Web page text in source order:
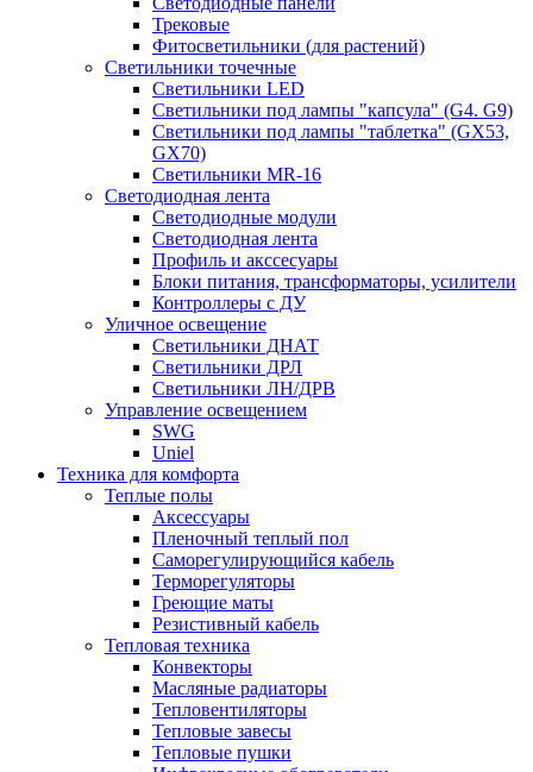
Трековые
Фитосветильники (для растений)
Светильники точечные
Светильники LED
Светильники под лампы "капсула" (G4. G9)
Светильники под лампы "таблетка" (GX53,
GX70)
Светильники MR-16
Светодиодная лента
Светодиодные модули
Светодиодная лента
Профиль и акссесуары
Блоки питания, трансформаторы, усилители
Контроллеры с ДУ
Уличное освещение
Светильники ДНАТ
Светильники ДРЛ
Светильники ЛН/ДРВ
Управление освещением
SWG
Uniel
Техника для комфорта
Теплые полы
Аксессуары
Пленочный теплый пол
Саморегулирующийся кабель
Терморегуляторы
Греющие маты
Резистивный кабель
Тепловая техника
Конвекторы
Масляные радиаторы
Тепловентиляторы
Тепловые завесы
Тепловые пушки